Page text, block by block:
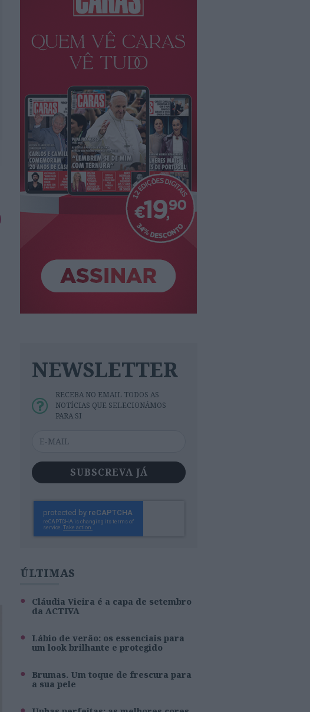
NEWSLETTER
RECEBA NO EMAIL TODOS AS
NOTÍCIAS QUE SELECIONÁMOS
PARA SI
SUBSCREVA JÁ
ÚLTIMAS
Cláudia Vieira é a capa de setembro
da ACTIVA
Lábio de verão: os essenciais para
um look brilhante e protegido
Brumas. Um toque de frescura para
a sua pele